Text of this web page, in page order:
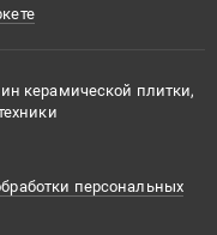
керамической плитки,
персональных